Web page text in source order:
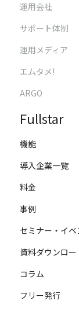
運用会社
サポート体制
運用メディア
エムタメ!
ARGO
Fullstar
機能
導入企業一覧
料金
事例
セミナー・イベ
資料ダウンロー
コラム
フリー発行